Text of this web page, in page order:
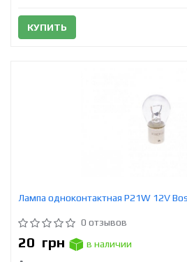
КУПИТЬ
Лампа одноконтактная P21W 12V
0 отзывов
20 грн
в наличии